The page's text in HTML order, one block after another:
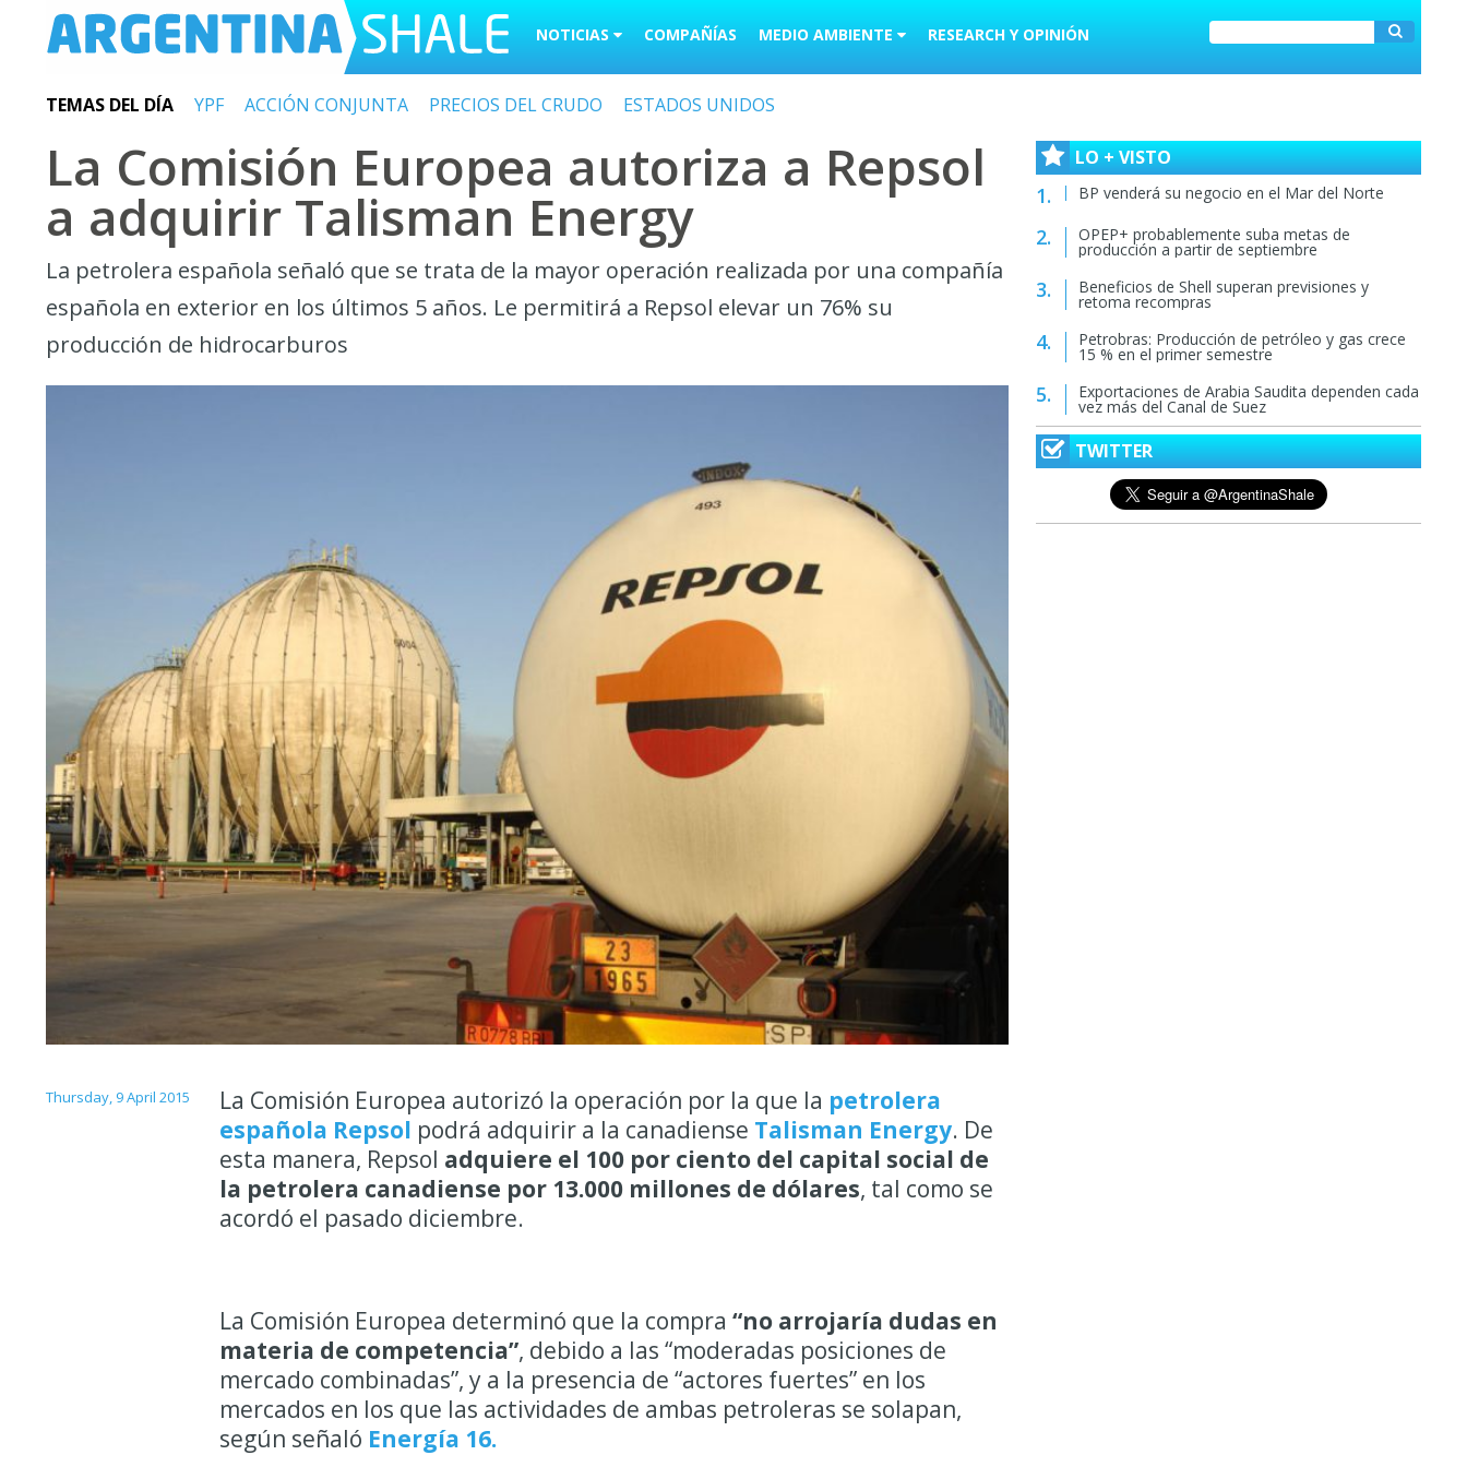
NOTICIAS COMPAÑÍAS MEDIO AMBIENTE RESEARCH Y OPINIÓN
TEMAS DEL DÍA YPF ACCIÓN CONJUNTA PRECIOS DEL CRUDO ESTADOS UNIDOS
La Comisión Europea autoriza a Repsol
a adquirir Talisman Energy
La petrolera española señaló que se trata de la mayor operación realizada por una compañía
española en exterior en los últimos 5 años. Le permitirá a Repsol elevar un 76% su
producción de hidrocarburos
Thursday, 9 April 2015 La Comisión Europea autorizó la operación por la que la petrolera
española Repsol podrá adquirir a la canadiense Talisman Energy. De
esta manera, Repsol adquiere el 100 por ciento del capital social de
la petrolera canadiense por 13.000 millones de dólares, tal como se
acordó el pasado diciembre.
La Comisión Europea determinó que la compra “no arrojaría dudas en
materia de competencia”, debido a las “moderadas posiciones de
mercado combinadas”, y a la presencia de “actores fuertes” en los
mercados en los que las actividades de ambas petroleras se solapan,
según señaló Energía 16.
LO + VISTO
BP venderá su negocio en el Mar del Norte
OPEP+ probablemente suba metas de
producción a partir de septiembre
Beneficios de Shell superan previsiones y
retoma recompras
Petrobras: Producción de petróleo y gas crece
15 % en el primer semestre
Exportaciones de Arabia Saudita dependen cada
vez más del Canal de Suez
TWITTER